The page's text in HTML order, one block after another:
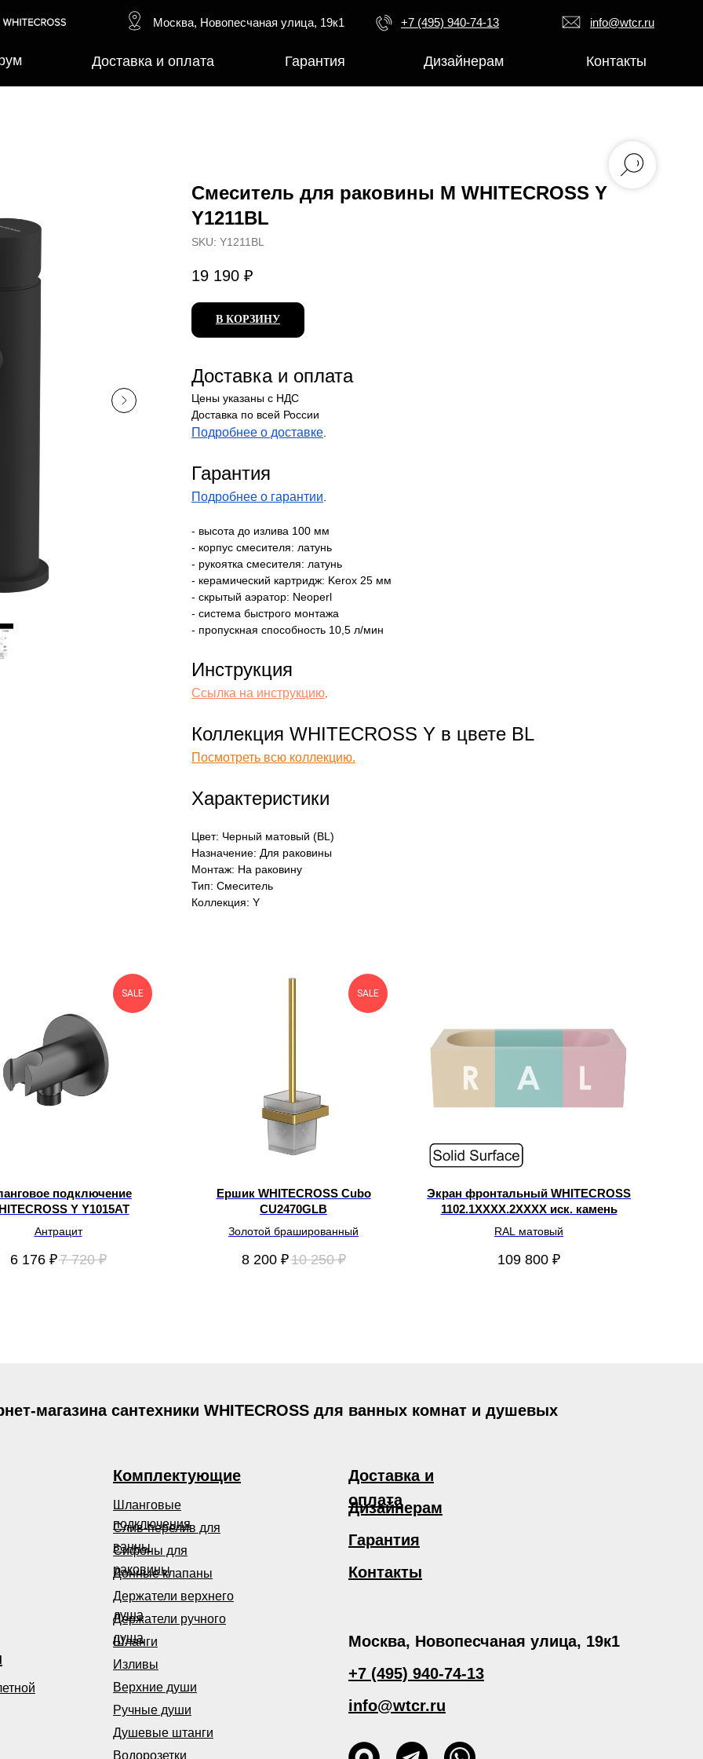
Москва, Новопесчаная улица, 19к1 +7 (495) 940-74-13 info@wtcr.ru
Доставка и оплата Гарантия Дизайнерам Контакты
Смеситель для раковины M WHITECROSS Y
Y1211BL
SKU: Y1211BL
19 190 ₽
В КОРЗИНУ
Доставка и оплата
Цены указаны с НДС
Доставка по всей России
Подробнее о доставке.
Гарантия
Подробнее о гарантии.
- высота до излива 100 мм
- корпус смесителя: латунь
- рукоятка смесителя: латунь
- керамический картридж: Kerox 25 мм
- скрытый аэратор: Neoperl
- система быстрого монтажа
- пропускная способность 10,5 л/мин
Инструкция
Ссылка на инструкцию.
Коллекция WHITECROSS Y в цвете BL
Посмотреть всю коллекцию.
Характеристики
Цвет: Черный матовый (BL)
Назначение: Для раковины
Монтаж: На раковину
Тип: Смеситель
Коллекция: Y
SALE
подключение
Y Y1015AT
Антрацит
6 176 ₽7 720 ₽
SALE
Ершик WHITECROSS Cubo
CU2470GLB
Золотой брашированный
8 200 ₽10 250 ₽
Экран фронтальный WHITECROSS
1102.1XXXX.2XXXX иск. камень
RAL матовый
109 800 ₽
Комплектующие
Шланговые
подключения
Слив-перелив для
ванны
Сифоны для
раковины
Донные клапаны
Дизайнерам
Доставка и
оплата
Гарантия
Контакты
Держатели верхнего
душа
Держатели ручного
душа
Шланги
Изливы
Верхние души
Ручные души
Москва, Новопесчаная улица, 19к1
info@wtcr.ru
+7 (495) 940-74-13
Душевые штанги
Водорозетки
магазина сантехники WHITECROSS для ванных комнат и душевых